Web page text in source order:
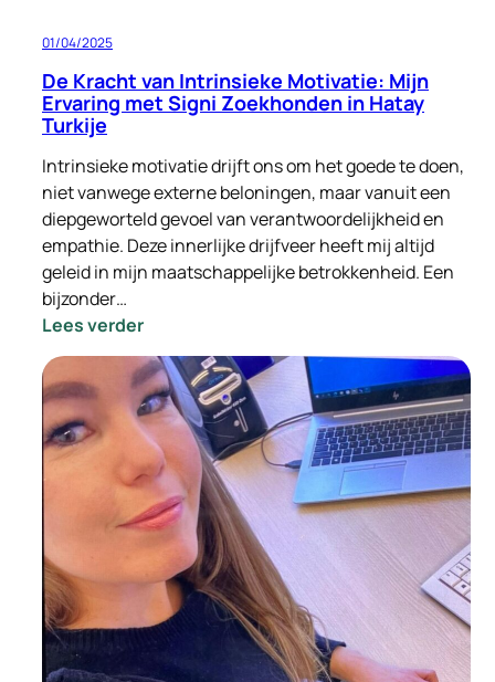
01/04/2025
De Kracht van Intrinsieke Motivatie: Mijn
Ervaring met Signi Zoekhonden in Hatay
Turkije
Intrinsieke motivatie drijft ons om het goede te doen,
niet vanwege externe beloningen, maar vanuit een
diepgeworteld gevoel van verantwoordelijkheid en
empathie. Deze innerlijke drijfveer heeft mij altijd
geleid in mijn maatschappelijke betrokkenheid. Een
bijzonder…
Lees verder:
De
Kracht
van
Intrinsieke
Motivatie:
Mijn
Ervaring
met
Signi
Zoekhonden
Hatay
Turkije